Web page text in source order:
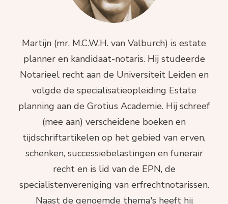
Martijn (mr. M.C.W.H. van Valburch) is estate
planner en kandidaat-notaris. Hij studeerde
Notarieel recht aan de Universiteit Leiden en
volgde de specialisatieopleiding Estate
planning aan de Grotius Academie. Hij schreef
(mee aan) verscheidene boeken en
tijdschriftartikelen op het gebied van erven,
schenken, successiebelastingen en funerair
recht en is lid van de EPN, de
specialistenvereniging van erfrechtnotarissen.
Naast de genoemde thema's heeft hij